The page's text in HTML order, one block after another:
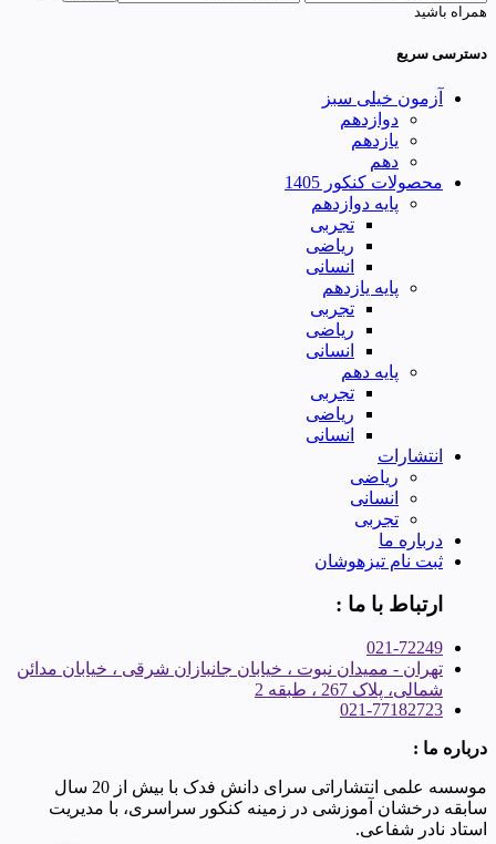
همراه باشید
دسترسی سریع
آزمون خیلی سبز
دوازدهم
یازدهم
دهم
محصولات کنکور 1405
پایه دوازدهم
تجربی
ریاضی
انسانی
پایه یازدهم
تجربی
ریاضی
انسانی
پایه دهم
تجربی
ریاضی
انسانی
انتشارات
ریاضی
انسانی
تجربی
درباره ما
ثبت نام تیزهوشان
ارتباط با ما :
021-72249
تهران - ممیدان نبوت ، خیابان جانبازان شرقی ، خیابان مدائن
شمالی، پلاک 267 ، طبقه 2
021-77182723
درباره ما :
موسسه علمی انتشاراتی سرای دانش فدک با بیش از 20 سال
سابقه درخشان آموزشی در زمینه کنکور سراسری، با مدیریت
استاد نادر شفاعی.